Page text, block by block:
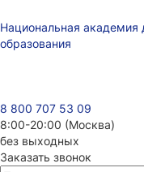
Национальная академия
образования
8 800 707 53 09
8:00-20:00 (Москва)
без выходных
Заказать звонок